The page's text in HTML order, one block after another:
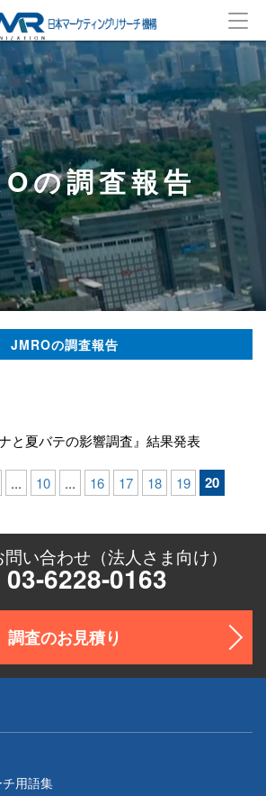
の調査報告
JMROの調査報告
と夏バテの影響調査』結果発表
... 10 ... 16 17 18 19 20
い合わせ（法人さま向け）
03-6228-0163
調査のお見積り
用語集